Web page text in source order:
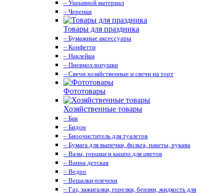
– Укрывной материал
– Черенки
Товары для праздника
– Бумажные аксессуары
– Конфетти
– Наклейки
– Пневмохлопушки
– Свечи хозяйственные и свечи на торт
Фототовары
Хозяйственные товары
– Бак
– Бидон
– Биоочиститель для туалетов
– Бумага для выпечки, фольга, пакеты, рукава
– Вазы, горшки и кашпо для цветов
– Ванна детская
– Ведро
– Вешалки-плечеки
– Газ, зажигалки, горелки, бензин, жидкость для